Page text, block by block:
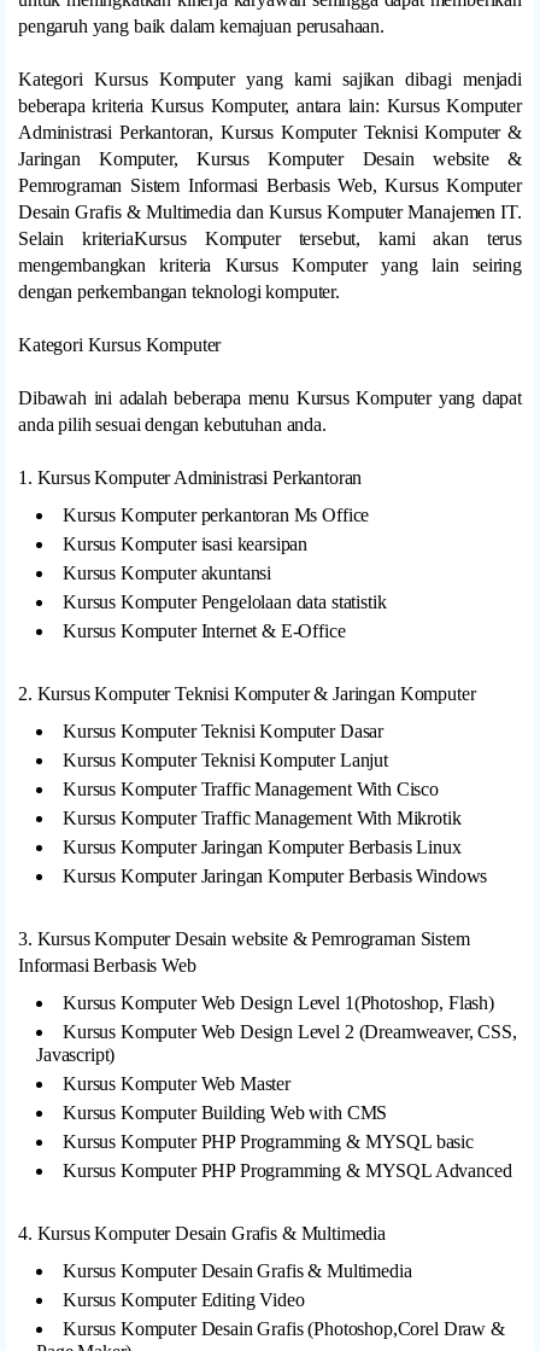
pengaruh yang baik dalam kemajuan perusahaan.
Kategori Kursus Komputer yang kami sajikan dibagi menjadi
beberapa kriteria Kursus Komputer, antara lain: Kursus Komputer
Administrasi Perkantoran, Kursus Komputer Teknisi Komputer &
Jaringan Komputer, Kursus Komputer Desain website &
Pemrograman Sistem Informasi Berbasis Web, Kursus Komputer
Desain Grafis & Multimedia dan Kursus Komputer Manajemen IT.
Selain kriteriaKursus Komputer tersebut, kami akan terus
mengembangkan kriteria Kursus Komputer yang lain seiring
dengan perkembangan teknologi komputer.
Kategori Kursus Komputer
Dibawah ini adalah beberapa menu Kursus Komputer yang dapat
anda pilih sesuai dengan kebutuhan anda.
1. Kursus Komputer Administrasi Perkantoran
Kursus Komputer perkantoran Ms Office
Kursus Komputer isasi kearsipan
Kursus Komputer akuntansi
Kursus Komputer Pengelolaan data statistik
Kursus Komputer Internet & E-Office
2. Kursus Komputer Teknisi Komputer & Jaringan Komputer
Kursus Komputer Teknisi Komputer Dasar
Kursus Komputer Teknisi Komputer Lanjut
Kursus Komputer Traffic Management With Cisco
Kursus Komputer Traffic Management With Mikrotik
Kursus Komputer Jaringan Komputer Berbasis Linux
Kursus Komputer Jaringan Komputer Berbasis Windows
3. Kursus Komputer Desain website & Pemrograman Sistem
Informasi Berbasis Web
Kursus Komputer Web Design Level 1(Photoshop, Flash)
Kursus Komputer Web Design Level 2 (Dreamweaver, CSS,
Javascript)
Kursus Komputer Web Master
Kursus Komputer Building Web with CMS
Kursus Komputer PHP Programming & MYSQL basic
Kursus Komputer PHP Programming & MYSQL Advanced
4. Kursus Komputer Desain Grafis & Multimedia
Kursus Komputer Desain Grafis & Multimedia
Kursus Komputer Editing Video
Kursus Komputer Desain Grafis (Photoshop,Corel Draw &